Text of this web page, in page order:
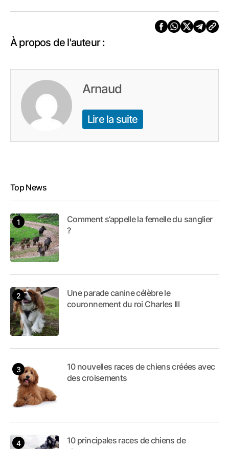
À propos de l'auteur :
Arnaud
Lire la suite
Top News
Comment s’appelle la femelle du sanglier
?
Une parade canine célèbre le
couronnement du roi Charles III
10 nouvelles races de chiens créées avec
des croisements
10 principales races de chiens de